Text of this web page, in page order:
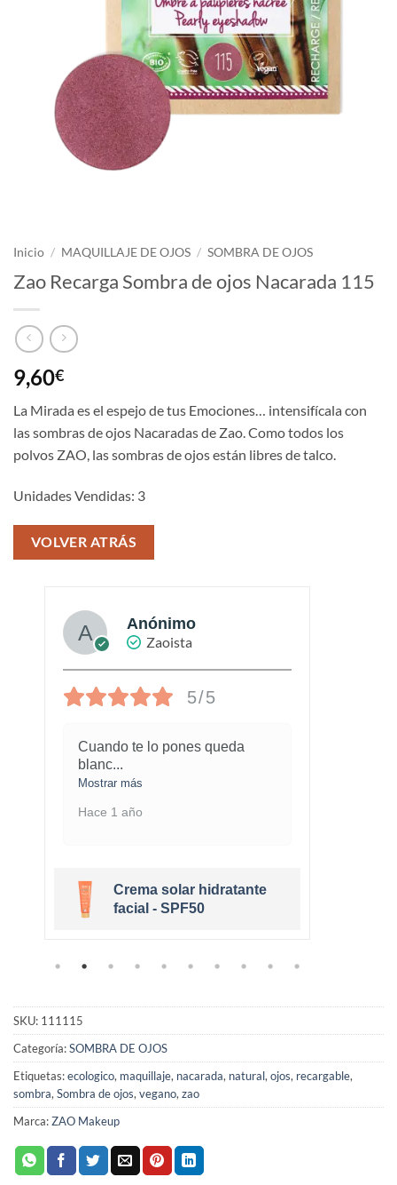
Inicio / MAQUILLAJE DE OJOS / SOMBRA DE OJOS
Zao Recarga Sombra de ojos Nacarada 115
9,60€
La Mirada es el espejo de tus Emociones… intensifícala con
las sombras de ojos Nacaradas de Zao. Como todos los
polvos ZAO, las sombras de ojos están libres de talco.
Unidades Vendidas: 3
VOLVER ATRÁS
Anónimo
Zaoista
5/5
Cuando te lo pones queda
blanc...
Mostrar más
Hace 1 año
Crema solar hidratante
facial - SPF50
SKU: 111115
Categoría:SOMBRA DE OJOS
Etiquetas:ecologico, maquillaje, nacarada, natural,ojos, recargable,
sombra,Sombra de ojos,vegano,zao
Marca:ZAO Makeup